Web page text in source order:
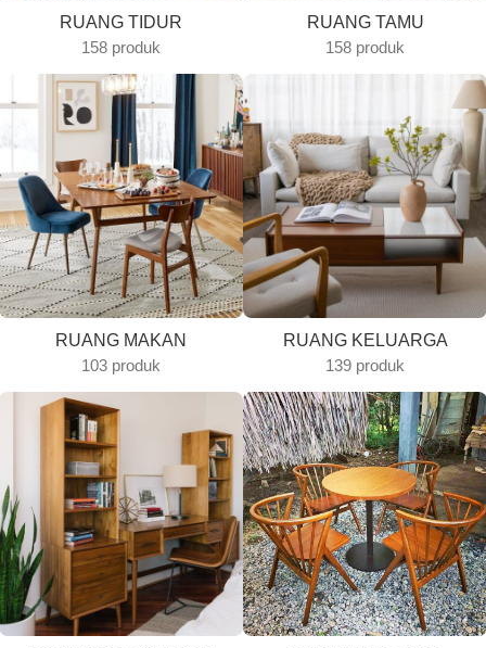
RUANG TIDUR
158 produk
RUANG TAMU
158 produk
RUANG MAKAN
103 produk
RUANG KELUARGA
139 produk